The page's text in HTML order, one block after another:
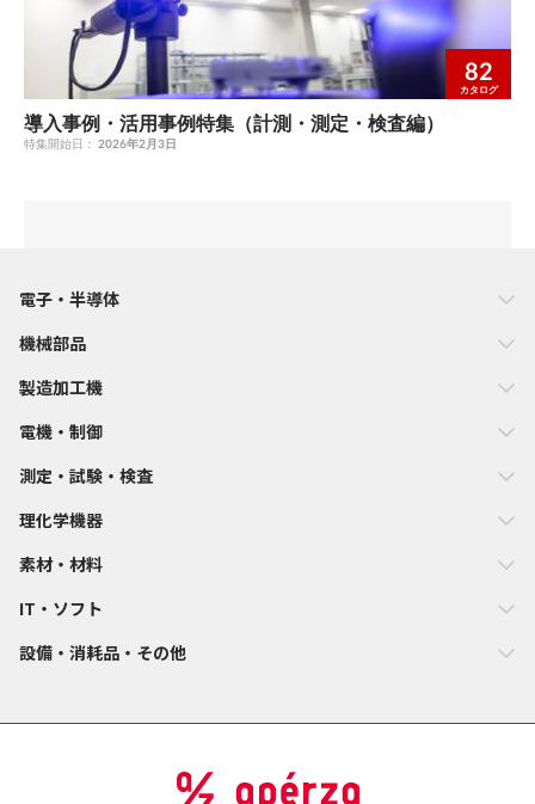
82
カタログ
導入事例・活用事例特集（計測・測定・検査編）
特集開始日： 2026年2月3日
電子・半導体
機械部品
製造加工機
電機・制御
測定・試験・検査
理化学機器
素材・材料
IT・ソフト
設備・消耗品・その他